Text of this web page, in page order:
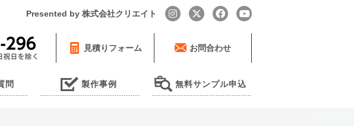
Presented by 株式会社クリエイト
見積りフォーム お問合わせ
問 製作事例 無料サンプル申込